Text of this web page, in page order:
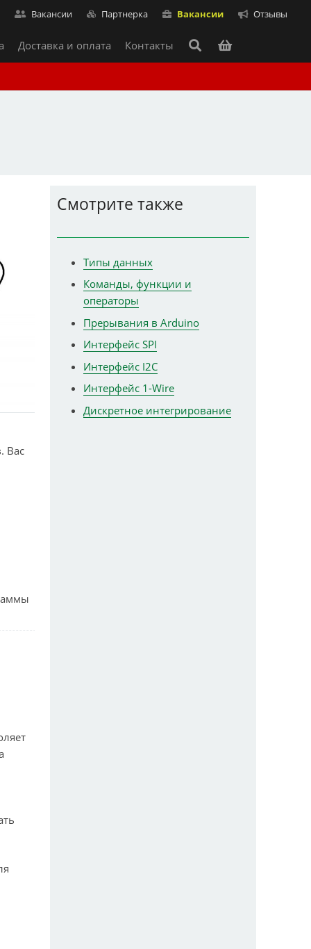
Вакансии Партнерка Вакансии Отзывы
Доставка и оплата Контакты
Вас
Смотрите также
Типы данных
Команды, функции и
операторы
Прерывания в Arduino
Интерфейс SPI
Интерфейс I2C
Интерфейс 1-Wire
Дискретное интегрирование